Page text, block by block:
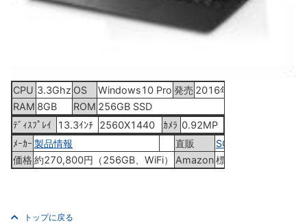
CPU 3.3Ghz OS Windows10 Pro 発売 2016年2月26日
RAM 8GB ROM 256GB SSD
ﾃﾞｨｽﾌﾟﾚｲ
13.3ｲﾝﾁ 2560X1440 ｶﾒﾗ 0.92MP
ﾒｰｶｰ 製品情報 直販
SONY ｽﾄｱ
価格 約270,800円（256GB、WiFi） Amazon標準仕様ﾓﾃﾞﾙ
トップに戻る